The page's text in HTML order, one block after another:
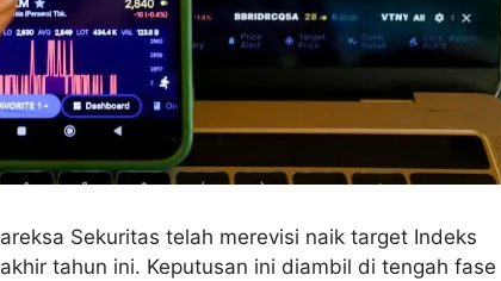
Sekuritas telah merevisi naik target Indeks
tahun ini. Keputusan ini diambil di tengah fase